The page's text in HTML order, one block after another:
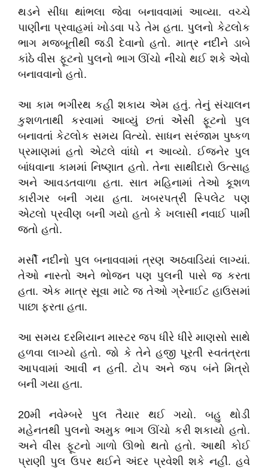
થડને સીધા થાંભલા જેવા બનાવવામાં આવ્યા. વચ્ચે
પાણીના પ્રવાહમાં ખોડવા પડે તેમ હતા. પુલનો કેટલોક
ભાગ મજબૂતીથી જડી દેવાનો હતો. માત્ર નદીને ડાબે
કાંઠે વીસ ફૂટનો પુલનો ભાગ ઊંચો નીચો થઈ શકે એવો
બનાવવાનો હતો.
આ કામ ભગીરથ કહી શકાય એમ હતું. તેનું સંચાલન
કુશળતાથી કરવામાં આવ્યું છતાં એંસી ફૂટનો પુલ
બનાવતાં કેટલોક સમય વિત્યો. સાધન સરંજામ પુષ્કળ
પ્રમાણમાં હતો એટલે વાંધો ન આવ્યો. ઈજનેર પુલ
બાંધવાના કામમાં નિષ્ણાત હતો. તેના સાથીદારો ઉત્સાહ
અને આવડતવાળા હતા. સાત મહિનામાં તેઓ કૂશળ
કારીગર બની ગયા હતા. ખબરપત્રી સ્પિલેટ પણ
એટલો પ્રવીણ બની ગયો હતો કે ખલાસી નવાઈ પામી
જતો હતો.
મર્સી નદીનો પુલ બનાવવામાં ત્રણ અઠવાડિયાં લાગ્યાં.
તેઓ નાસ્તો અને ભોજન પણ પુલની પાસે જ કરતા
હતા. એક માત્ર સૂવા માટે જ તેઓ ગ્રેનાઈટ હાઉસમાં
પાછા ફરતા હતા.
આ સમય દરમિયાન માસ્ટર જપ ધીરે ધીરે માણસો સાથે
હળવા લાગ્યો હતો. જો કે તેને હજી પૂરતી સ્વતંત્રતા
આપવામાં આવી ન હતી. ટોપ અને જપ બંને મિત્રો
બની ગયા હતા.
20મી નવેમ્બરે પુલ તૈયાર થઈ ગયો. બહુ થોડી
મહેનતથી પુલનો અમુક ભાગ ઊંચો કરી શકાયો હતો.
અને વીસ ફૂટનો ગાળો ઊભો થતો હતો. આથી કોઈ
પ્રાણી પુલ ઉપર થઈને અંદર પ્રવેશી શકે નહીં. હવે